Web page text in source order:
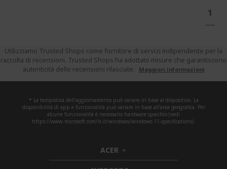
stai
la
1
Utilizziamo Trusted Shops come fornitore di servizi indipendente per la
raccolta di recensioni. Trusted Shops ha adottato misure che garantiscono
autenticità delle recensioni rilasciate.
Maggiori informazioni
* La tempistica dell'aggiornamento può variare in base al dispositivo. La
disponibilità di app e funzionalità può variare in base all'area geografica. Per
alcune funzionalità è necessario hardware specifico (vedi
https://www.microsoft.com/it-it/windows/windows-11-specifications).
ACER h
i